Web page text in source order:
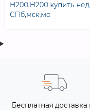
Н200,Н200 купить
СПб,мск,мо
Бесплатная доставка